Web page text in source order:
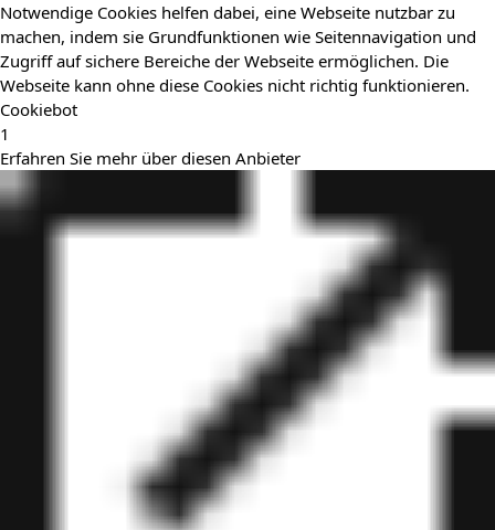
Notwendige Cookies helfen dabei, eine Webseite nutzbar zu
machen, indem sie Grundfunktionen wie Seitennavigation und
Zugriff auf sichere Bereiche der Webseite ermöglichen. Die
Webseite kann ohne diese Cookies nicht richtig funktionieren.
Cookiebot
1
Erfahren Sie mehr über diesen Anbieter